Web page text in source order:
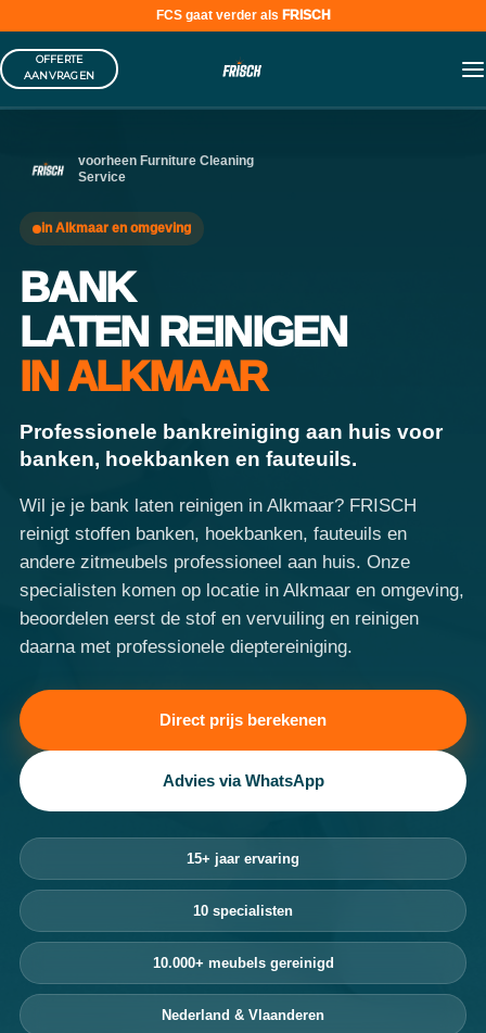
FCS gaat verder als FRISCH
Skip
to
OFFERTE
AANVRAGEN
voorheen Furniture Cleaning
Service
in Alkmaar en omgeving
BANK
LATEN REINIGEN
IN ALKMAAR
Professionele bankreiniging aan huis voor
banken, hoekbanken en fauteuils.
Wil je je bank laten reinigen in Alkmaar? FRISCH
reinigt stoffen banken, hoekbanken, fauteuils en
andere zitmeubels professioneel aan huis. Onze
specialisten komen op locatie in Alkmaar en omgeving,
beoordelen eerst de stof en vervuiling en reinigen
daarna met professionele dieptereiniging.
Direct prijs berekenen
Advies via WhatsApp
15+ jaar ervaring
10 specialisten
10.000+ meubels gereinigd
Nederland & Vlaanderen